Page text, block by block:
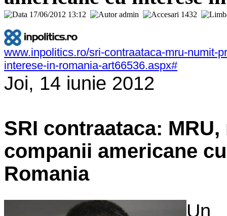
17/06/2012 13:12 admin 1432
www.inpolitics.ro/sri-contraataca-mru-numit-
interese-in-romania-art66536.aspx#
Joi, 14 iunie 2012
SRI contraataca:
companii americane
Romania
Un